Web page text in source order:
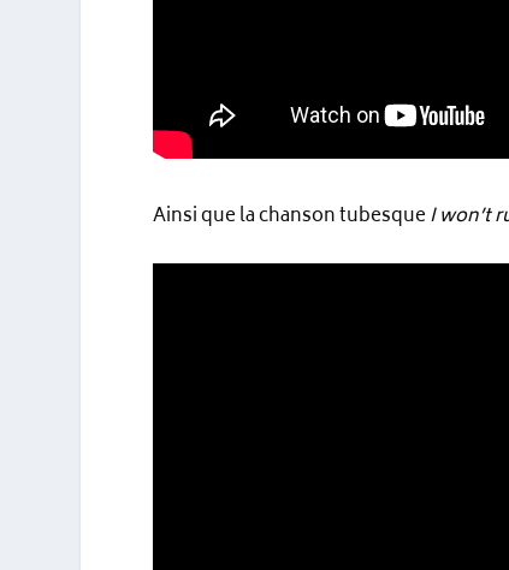
Ainsi que la chanson tubesqueI won’t